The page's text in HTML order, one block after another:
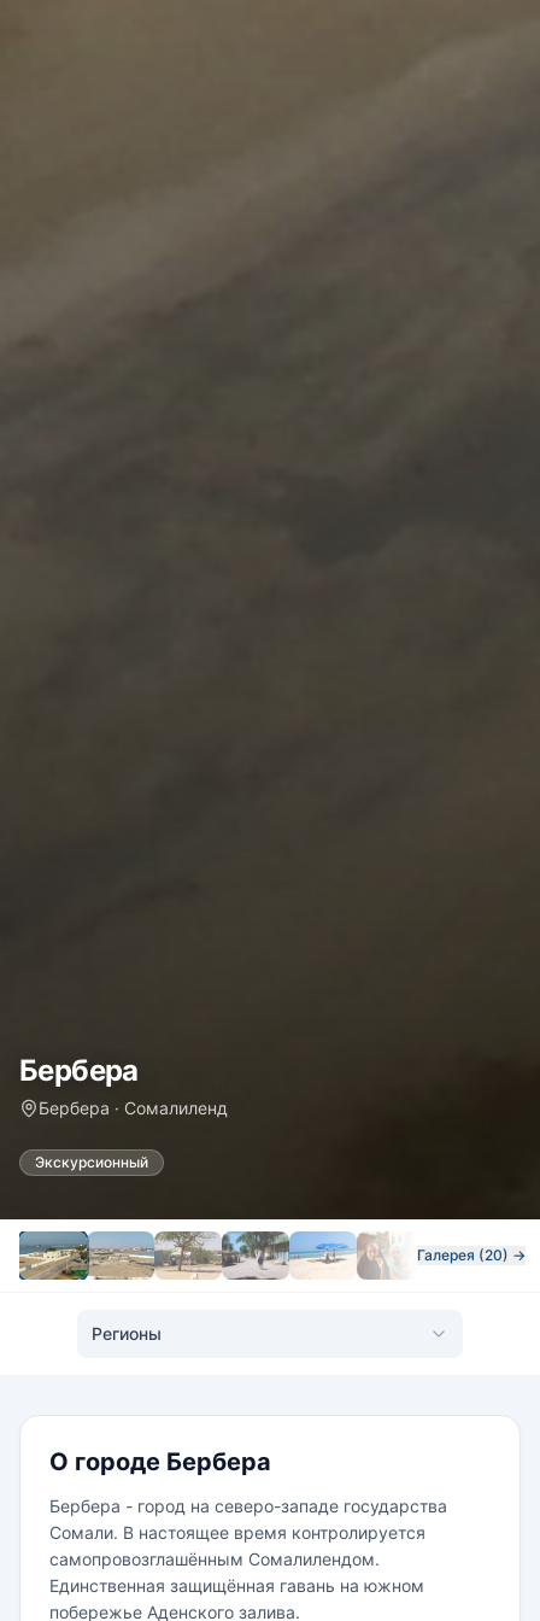
Бербера
Бербера · Сомалиленд
Экскурсионный
Галерея (20) →
Регионы
О городе Бербера
Бербера - город на северо-западе государства
Сомали. В настоящее время контролируется
самопровозглашённым Сомалилендом.
Единственная защищённая гавань на южном
побережье Аденского залива.